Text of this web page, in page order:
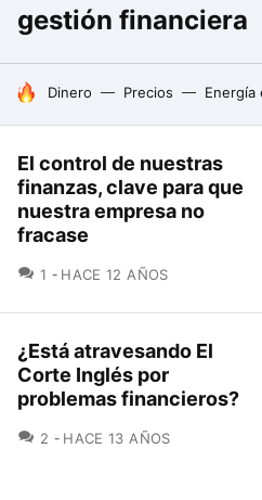
gestión financiera
HOY SE HABLA DE
Dinero Precios Energía
El control de nuestras
finanzas, clave para que
nuestra empresa no
fracase
1 COMENTARIOS
HACE 12 AÑOS
¿Está atravesando El
Corte Inglés por
problemas financieros?
2 COMENTARIOS
HACE 13 AÑOS